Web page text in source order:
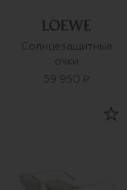
Солнцезащитные
очки
59 950 ₽